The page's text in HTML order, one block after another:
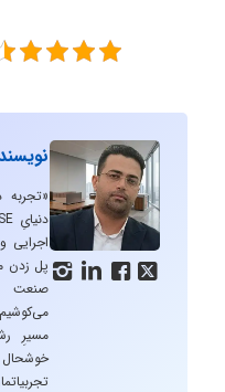
   
پل زدن
صنعت
می‌کوشیم
مسیرِ